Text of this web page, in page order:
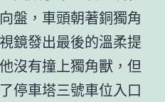
盤，車頭朝著銅獨角
鏡發出最後的溫柔提
沒有撞上獨角獸，但
停車塔三號車位入口